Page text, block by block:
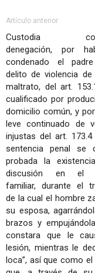
Artículo anterior
Custodia
denegación, por
condenado el
delito de violencia
maltrato, del art.
cualificado por
domicilio común, y
leve continuado de
injustas del art. 173.4
sentencia penal se
probada la
discusión en el
familiar, durante el
de la cual el hombre
su esposa,
brazos y
constara que le
lesión, mientras le
loca”, así que como el